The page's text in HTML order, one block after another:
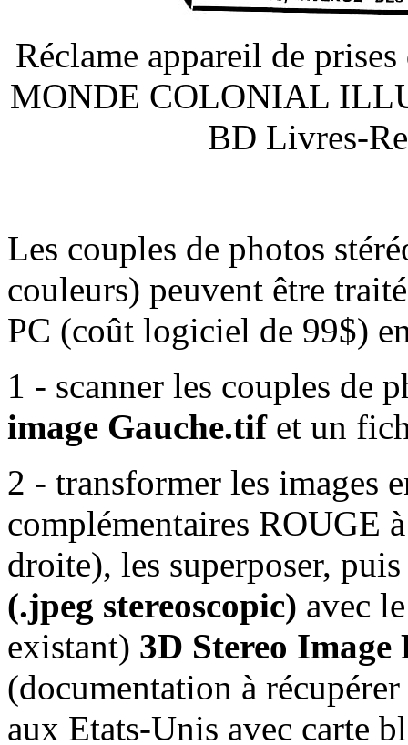
Réclame appareil de
MONDE COLONIAL
BD Livres-
Les couples de photos
couleurs) peuvent être
PC (coût logiciel de 99$)
1 - scanner les couples de
image Gauche.tifet un
2 - transformer les images
complémentaires ROUGE
droite), les superposer,
(.jpeg stereoscopic) avec
existant) 3D Stereo
(documentation à
aux Etats-Unis avec carte